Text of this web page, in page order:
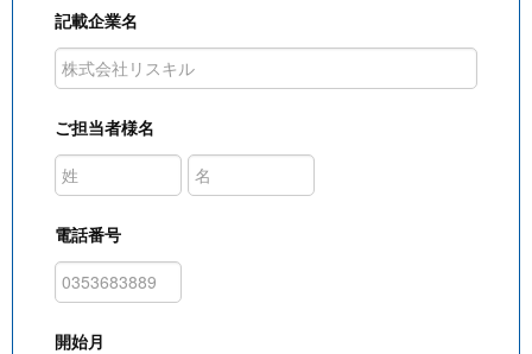
記載企業名
ご担当者様名
電話番号
開始月